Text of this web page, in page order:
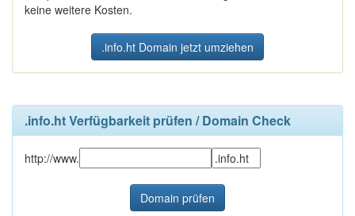
keine weitere Kosten.
.info.ht Domain jetzt umziehen
.info.ht Verfügbarkeit prüfen / Domain Check
http://www.